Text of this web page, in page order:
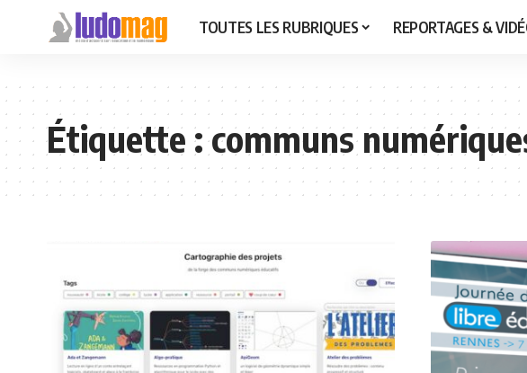
TOUTES LES RUBRIQUES REPORTAGES &
Étiquette :communs